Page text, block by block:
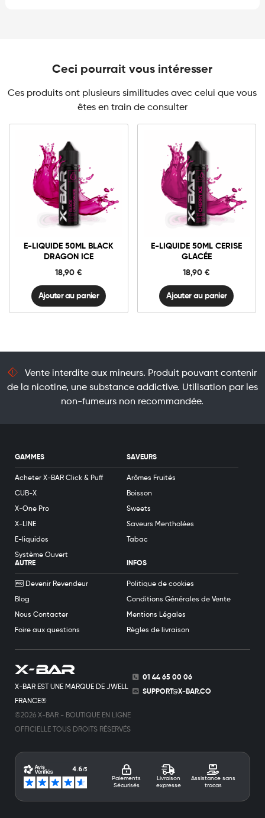
Ceci pourrait vous intéresser
Ces produits ont plusieurs similitudes avec celui que vous
êtes en train de consulter
E-LIQUIDE 50ML BLACK
DRAGON ICE
18,90 €
0mg
E-
liquide
50ml
Dragon
Ice
quantité
Ajouter au panier
E-LIQUIDE 50ML CERISE
GLACÉE
18,90€
0mg
E-
liquide
50ml
Glacée
quantité
Ajouter au panier
Vente interdite aux mineurs. Produit pouvant contenir
de la nicotine, une substance addictive. Utilisation par les
non-fumeurs non recommandée.
X-BAR EST UNE MARQUE DE JWELL
FRANCE®
©2026 X-BAR - BOUTIQUE EN LIGNE
OFFICIELLE TOUS DROITS RÉSERVÉS
01 44 65 00 06
SUPPORT@X-BAR.CO
Paiements
Sécurisés
Livraison
expresse
Assistance sans
tracas
GAMMES
Acheter X-BAR Click & Puff
CUB-X
X-One Pro
X-LINE
E-liquides
Système Ouvert
SAVEURS
Arômes Fruités
Boisson
Sweets
Saveurs Mentholées
Tabac
AUTRE
Devenir Revendeur
Blog
Nous Contacter
Foire aux questions
INFOS
Politique de cookies
Conditions Générales de Vente
Mentions Légales
Règles de livraison